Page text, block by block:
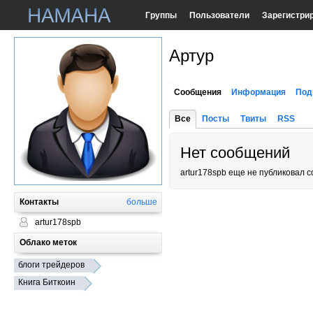
Группы Пользователи
Контакты больше
artur178spb
Облако меток
блоги трейдеров
Книга Биткоин
Артур
Сообщения Информация
Все Посты Твиты RSS
Нет сообщений
artur178spb еще не публиковал